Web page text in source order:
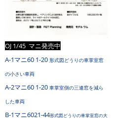
OJ 1/45 マニ発売中
A-1マニ60 1-20 形式図どうりの車掌室窓
の小さい車両
A-2マニ60 1-20 車掌室側の三連窓を減ら
した車両
B-1マニ6021-44形式図どうりの車掌室窓の大